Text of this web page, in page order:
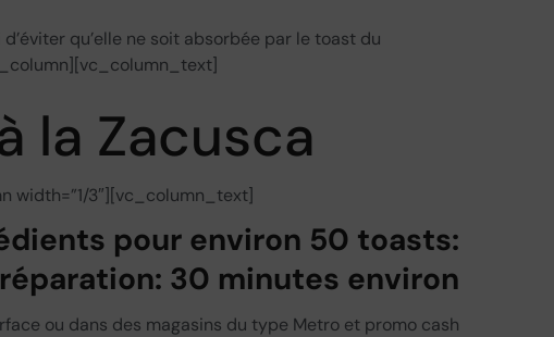
qu’elle ne soit absorbée par le toast du
la Zacusca
3″][vc_column_text]
pour environ 50 toasts:
30 minutes environ
ou dans des magasins du type Metro et promo cash